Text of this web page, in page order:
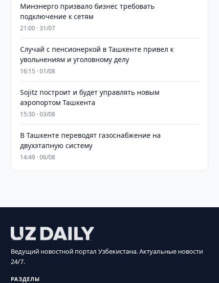
Минэнерго призвало бизнес требовать
подключение к сетям
21:00 · 31/07
Случай с пенсионеркой в Ташкенте привел к
увольнениям и уголовному делу
16:15 · 01/08
Sojitz построит и будет управлять новым
аэропортом Ташкента
15:30 · 03/08
В Ташкенте переводят газоснабжение на
двухэтапную систему
14:49 · 06/08
Ведущий новостной портал Узбекистана. Актуальные новости
24/7.
РАЗДЕЛЫ